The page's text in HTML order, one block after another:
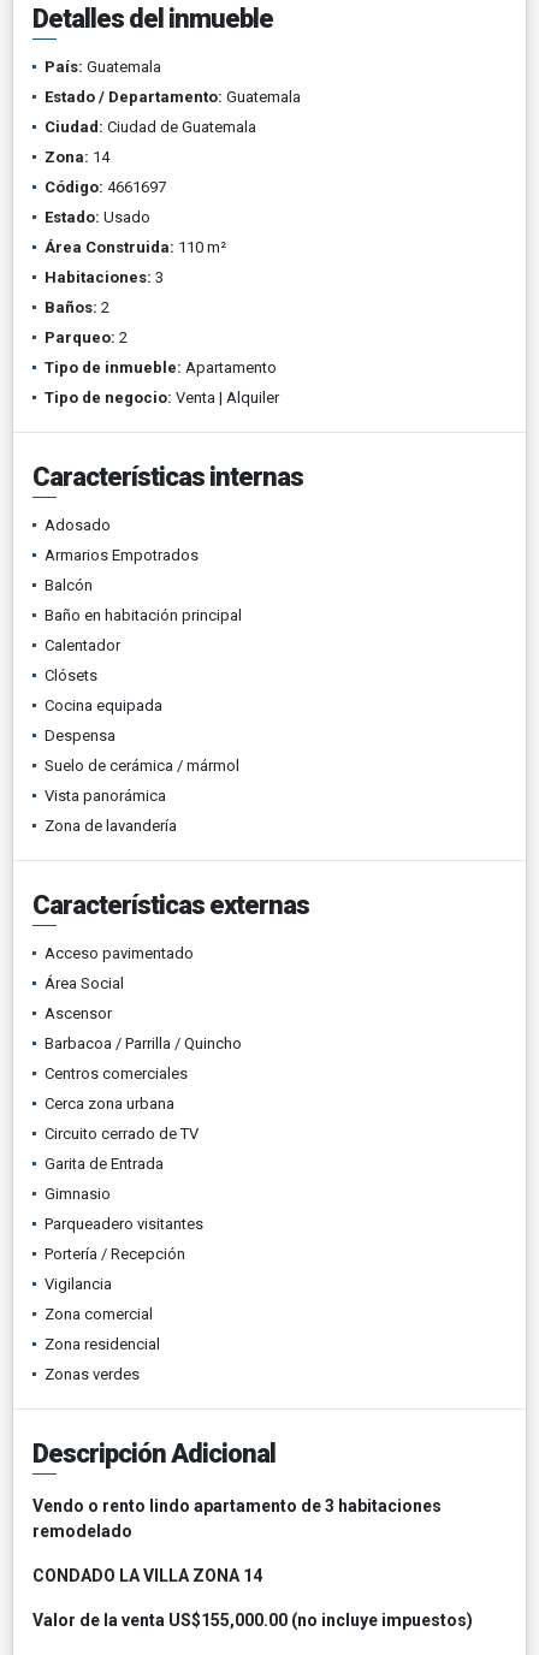
Detalles del inmueble
País: Guatemala
Estado / Departamento: Guatemala
Ciudad: Ciudad de Guatemala
Zona: 14
Código: 4661697
Estado: Usado
Área Construida: 110 m²
Habitaciones: 3
Baños: 2
Parqueo: 2
Tipo de inmueble: Apartamento
Tipo de negocio: Venta | Alquiler
Características internas
Adosado
Armarios Empotrados
Balcón
Baño en habitación principal
Calentador
Clósets
Cocina equipada
Despensa
Suelo de cerámica / mármol
Vista panorámica
Zona de lavandería
Características externas
Acceso pavimentado
Área Social
Ascensor
Barbacoa / Parrilla / Quincho
Centros comerciales
Cerca zona urbana
Circuito cerrado de TV
Garita de Entrada
Gimnasio
Parqueadero visitantes
Portería / Recepción
Vigilancia
Zona comercial
Zona residencial
Zonas verdes
Descripción Adicional
Vendo o rento lindo apartamento de 3 habitaciones
remodelado
CONDADO LA VILLA ZONA 14
Valor de la venta US$155,000.00 (no incluye impuestos)